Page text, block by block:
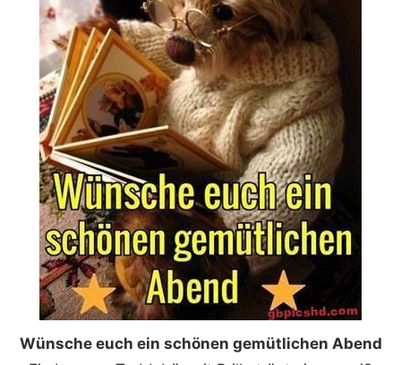
Wünsche euch ein schönen gemütlichen Abend